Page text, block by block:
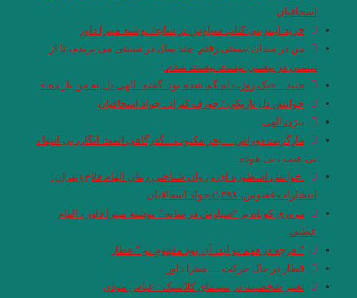
اسحاقیان
خرید اینترنتی کتاب سیاوش در سایه/ نوشته میترا داور
من در میدان نیستی رفتم. چند سال در نیستی می پریدم، تا از
نیستی در نیستی نیست نیست شدم.
جنید…«یک روز، دلم گم شده بود. گفتم: الهی دل به من باز ده.»
خوانش دل تاریکی / جوزف کنراد . جواد اسحاقیان
بیژن الهی
مارگریت دوراس….بحر مکتوب…گذرگاهی است انگار، بی انتها ،
بی عيب ، بی هوده
.خوانش اسطوره ای و روان شناختی رمان الهام فلاح (تهران:
انتشارات ققنوس، ۱۳۹۸) جواد اسحاقیان
مروری کوتاه بر “‌سیاوش در سایه ” نوشته میترا داور ، الهام
عطیف
” هرچه در فهم تو آید، آن بود مفهوم تو ” عطار
قطار در حال حرکت … میترا داور
تغییر شخصیت در سینمای کلاسیک ؛ عباس موذن